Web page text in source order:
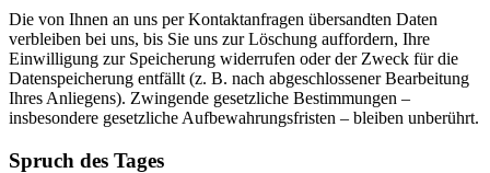
Die von Ihnen an uns per Kontaktanfragen übersandten Daten
verbleiben bei uns, bis Sie uns zur Löschung auffordern, Ihre
Einwilligung zur Speicherung widerrufen oder der Zweck für die
Datenspeicherung entfällt (z. B. nach abgeschlossener Bearbeitung
Ihres Anliegens). Zwingende gesetzliche Bestimmungen –
insbesondere gesetzliche Aufbewahrungsfristen – bleiben unberührt.
Spruch des Tages